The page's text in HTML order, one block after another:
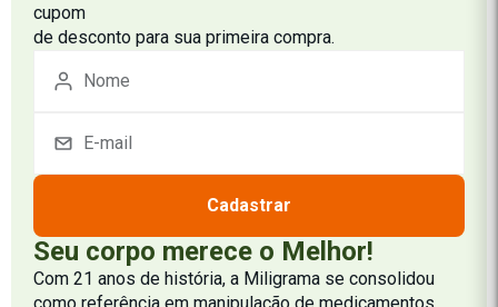
cupom
de desconto para sua primeira compra.
Cadastrar
Seu corpo merece o Melhor!
Com 21 anos de história, a Miligrama se consolidou